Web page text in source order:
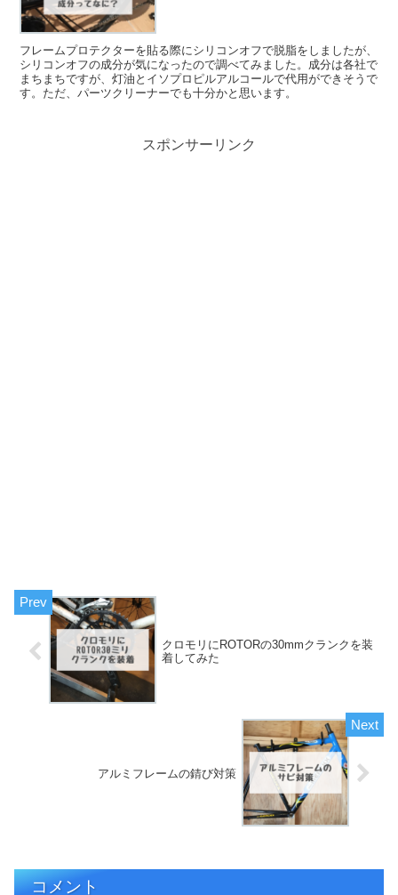
フレームプロテクターを貼る際にシリコンオフで脱脂をしましたが、
シリコンオフの成分が気になったので調べてみました。成分は各社で
まちまちですが、灯油とイソプロピルアルコールで代用ができそうで
す。ただ、パーツクリーナーでも十分かと思います。
スポンサーリンク
クロモリにROTORの30mmクランクを装
着してみた
アルミフレームの錆び対策
コメント